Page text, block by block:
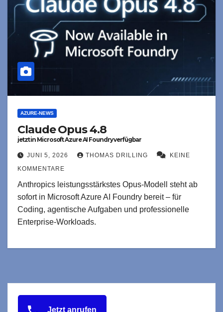
AZURE-NEWS
Claude Opus 4.8
jetzt in Microsoft Azure AI Foundry verfügbar
JUNI 5, 2026 THOMAS DRILLING
KEINE
KOMMENTARE
Anthropics leistungsstärkstes Opus-Modell steht ab
sofort in Microsoft Azure AI Foundry bereit – für
Coding, agentische Aufgaben und professionelle
Enterprise-Workloads.
Jetzt anrufen